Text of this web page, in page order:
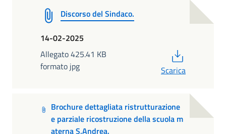
Discorso del Sindaco.
14-02-2025
Allegato 425.41 KB
formato jpg
Scarica
Brochure dettagliata ristrutturazione
e parziale ricostruzione della scuola m
aterna S.Andrea.